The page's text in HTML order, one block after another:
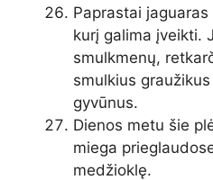
Paprastai
kurį galima įveikti.
smulkmenų,
smulkius
gyvūnus.
Dienos metu šie
miega
medžioklę.